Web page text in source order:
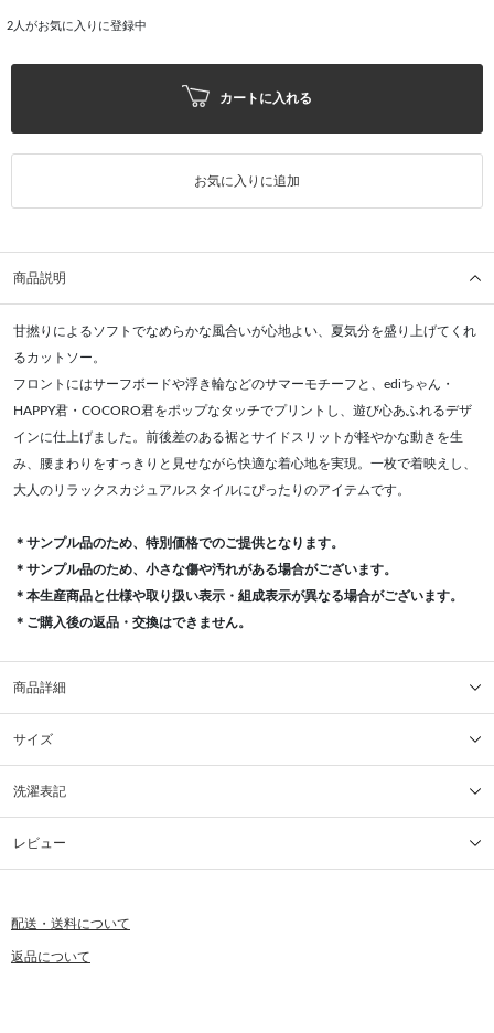
2 人がお気に入りに登録中
カートに入れる
お気に入りに追加
商品説明
甘撚りによるソフトでなめらかな風合いが心地よい、夏気分を盛り上げてくれ
るカットソー。
フロントにはサーフボードや浮き輪などのサマーモチーフと、ediちゃん・
HAPPY君・COCORO君をポップなタッチでプリントし、遊び心あふれるデザ
インに仕上げました。前後差のある裾とサイドスリットが軽やかな動きを生
み、腰まわりをすっきりと見せながら快適な着心地を実現。一枚で着映えし、
大人のリラックスカジュアルスタイルにぴったりのアイテムです。
＊サンプル品のため、特別価格でのご提供となります。
＊サンプル品のため、小さな傷や汚れがある場合がございます。
＊本生産商品と仕様や取り扱い表示・組成表示が異なる場合がございます。
＊ご購入後の返品・交換はできません。
商品詳細
サイズ
洗濯表記
レビュー
配送・送料について
返品について